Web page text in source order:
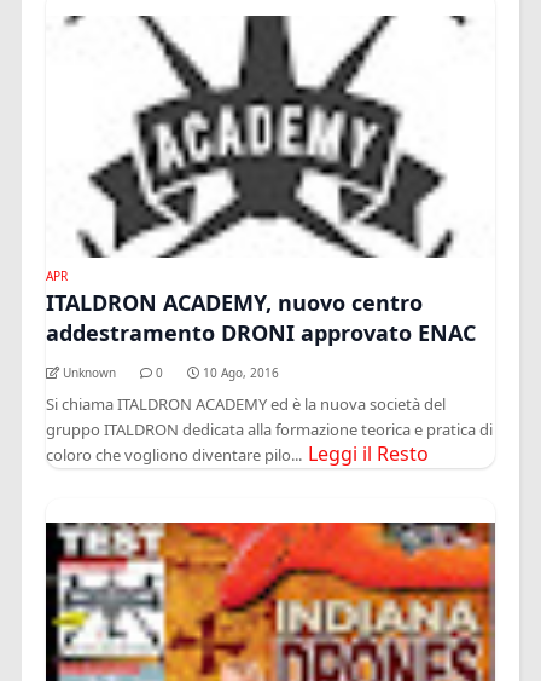
APR
ITALDRON ACADEMY, nuovo centro
addestramento DRONI approvato ENAC
Unknown 0 10 Ago, 2016
Si chiama ITALDRON ACADEMY ed è la nuova società del
gruppo ITALDRON dedicata alla formazione teorica e pratica di
coloro che vogliono diventare pilo... Leggi il Resto